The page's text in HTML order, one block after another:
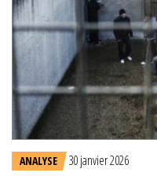
ANALYSE 30 janvier 2026